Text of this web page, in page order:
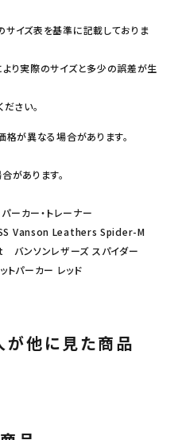
イズ表を基準に記載しておりま
り実際のサイズと多少の誤差が生
さい。
が異なる場合があります。
があります。
パーカー・トレーナー
Vanson Leathers Spider-M
ンソンレザーズ スパイダー
トパーカー レッド
が他に見た商品